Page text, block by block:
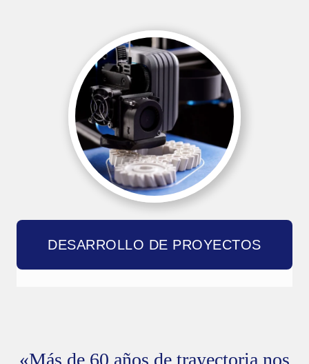
DESARROLLO DE PROYECTOS
«Más de 60 años de trayectoria nos